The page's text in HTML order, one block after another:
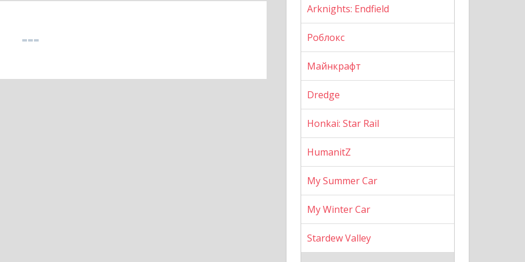
Arknights: Endfield
Роблокс
Майнкрафт
Dredge
Honkai: Star Rail
HumanitZ
My Summer Car
My Winter Car
Stardew Valley